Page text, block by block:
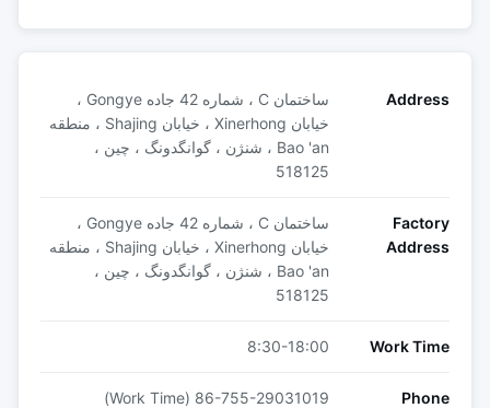
Address
ساختمان C ، شماره 42 جاده Gongye ،
خیابان Xinerhong ، خیابان Shajing ، منطقه
Bao 'an ، شنژن ، گوانگدونگ ، چین ،
518125
Factory
Address
ساختمان C ، شماره 42 جاده Gongye ،
خیابان Xinerhong ، خیابان Shajing ، منطقه
Bao 'an ، شنژن ، گوانگدونگ ، چین ،
518125
Work Time
8:30-18:00
Phone
86-755-29031019 (Work Time)